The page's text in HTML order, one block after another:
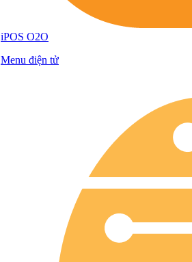
iPOS O2O
Menu điện tử